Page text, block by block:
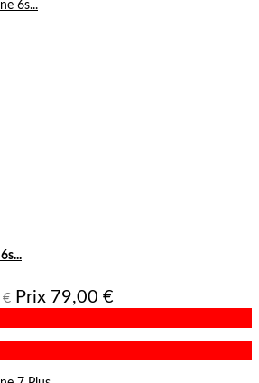
€ Prix 79,00 €